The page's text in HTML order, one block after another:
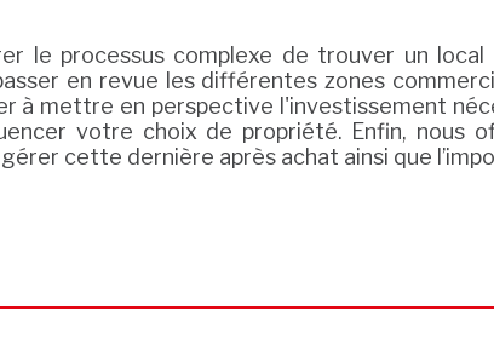
le processus complexe de trouver un
en revue les différentes zones
à mettre en perspective l'investissement
votre choix de propriété. Enfin, nous
cette dernière après achat ainsi que